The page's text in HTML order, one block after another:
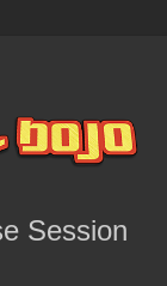
Session